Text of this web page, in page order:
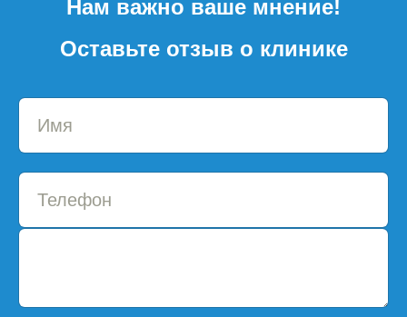
Нам важно ваше мнение!
Оставьте отзыв о клинике